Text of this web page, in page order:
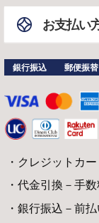
お支払い
銀行振込 郵便振替
クレジットカー
代金引換－手数
銀行振込－前払